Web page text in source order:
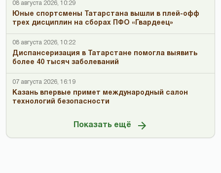
08 августа 2026, 10:29
Юные спортсмены Татарстана вышли в плей-офф
трех дисциплин на сборах ПФО «Гвардеец»
08 августа 2026, 10:22
Диспансеризация в Татарстане помогла выявить
более 40 тысяч заболеваний
07 августа 2026, 16:19
Казань впервые примет международный салон
технологий безопасности
Показать ещё